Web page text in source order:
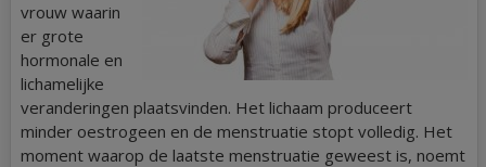
vrouw waarin
er grote
hormonale en
lichamelijke
veranderingen plaatsvinden. Het lichaam produceert
minder oestrogeen en de menstruatie stopt volledig. Het
moment waarop de laatste menstruatie geweest is, noemt